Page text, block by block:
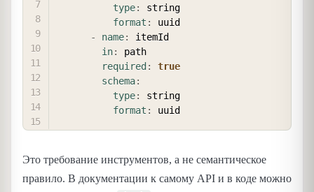
type:
string
format :
uuid
-
name:
itemId
in:
path
required :
true
schema:
type:
string
format :
Это требование инструментов, а не семантическое
правило. В документации к самому API и в коде можно